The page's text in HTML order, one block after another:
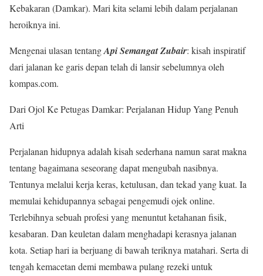
Kebakaran (Damkar). Mari kita selami lebih dalam perjalanan
heroiknya ini.
Mengenai ulasan tentangApi Semangat Zubair: kisah inspiratif
dari jalanan ke garis depan telah di lansir sebelumnya oleh
kompas.com.
Dari Ojol Ke Petugas Damkar: Perjalanan Hidup Yang Penuh
Arti
Perjalanan hidupnya adalah kisah sederhana namun sarat makna
tentang bagaimana seseorang dapat mengubah nasibnya.
Tentunya melalui kerja keras, ketulusan, dan tekad yang kuat. Ia
memulai kehidupannya sebagai pengemudi ojek online.
Terlebihnya sebuah profesi yang menuntut ketahanan fisik,
kesabaran. Dan keuletan dalam menghadapi kerasnya jalanan
kota. Setiap hari ia berjuang di bawah teriknya matahari. Serta di
tengah kemacetan demi membawa pulang rezeki untuk